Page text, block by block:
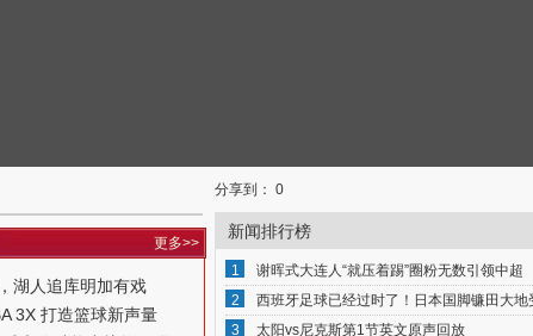
更多>>
湖人追库明加有戏
3X 打造篮球新声量
分享到： 0
新闻排行榜
1
谢晖式大连人“就压着踢”圈粉无数引领中超
2
西班牙足球已经过时了！日本国脚镰田大地
3
太阳vs尼克斯第1节英文原声回放